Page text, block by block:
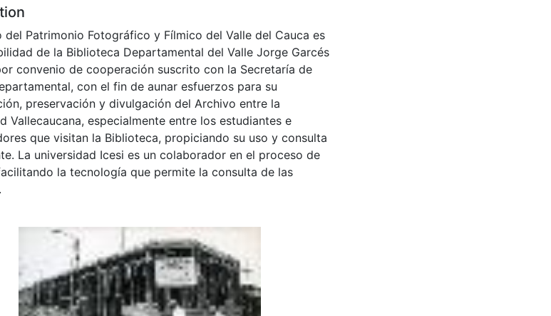
del Patrimonio Fotográfico y Fílmico del Valle del Cauca es
de la Biblioteca Departamental del Valle Jorge Garcés
convenio de cooperación suscrito con la Secretaría de
con el fin de aunar esfuerzos para su
preservación y divulgación del Archivo entre la
Vallecaucana, especialmente entre los estudiantes e
que visitan la Biblioteca, propiciando su uso y consulta
La universidad Icesi es un colaborador en el proceso de
la tecnología que permite la consulta de las